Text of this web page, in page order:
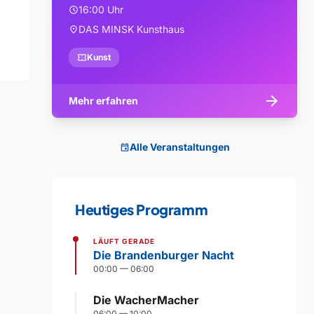
schedule16:00 Uhr
location_onDAS MINSK Kunsthaus
confirmation_numberKunst
Mehr erfahren arrow_forward
eventAlle Veranstaltungen
Heutiges Programm
LÄUFT GERADE
Die Brandenburger Nacht
00:00 — 06:00
Die WacherMacher